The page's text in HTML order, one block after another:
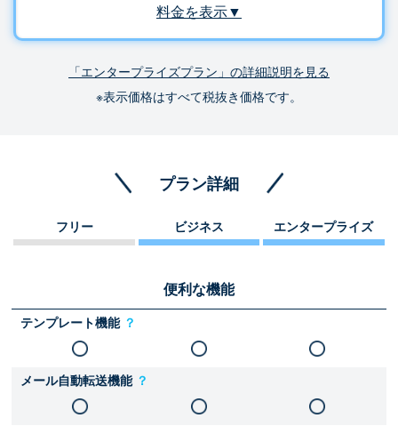
料金を表示▼
「エンタープライズプラン」の詳細説明を見る
※表示価格はすべて税抜き価格です。
プラン詳細
フリー ビジネス エンタープライズ
便利な機能
テンプレート機能 ？
メール自動転送機能 ？